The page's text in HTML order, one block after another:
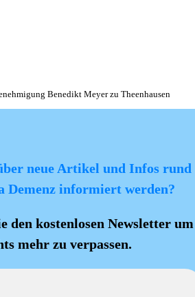
Benedikt Meyer zu Theenhausen
neue Artikel und Infos rund
Demenz informiert werden?
den kostenlosen Newsletter um
mehr zu verpassen.